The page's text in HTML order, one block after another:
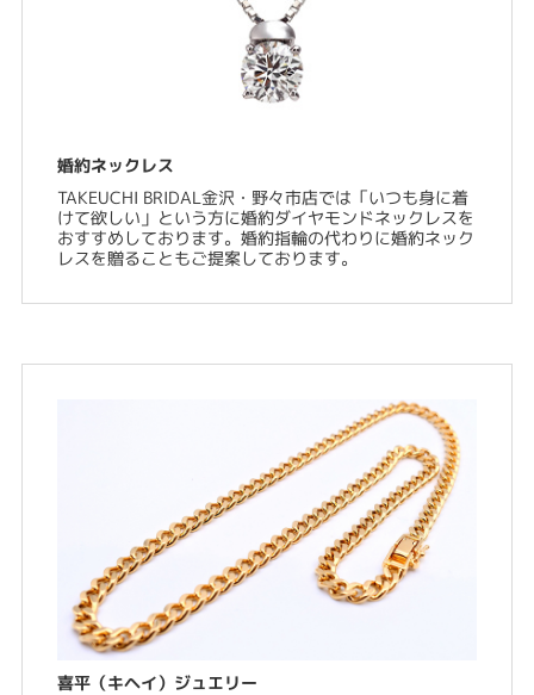
婚約ネックレス
TAKEUCHI BRIDAL金沢・野々市店では「いつも身に着
けて欲しい」という方に婚約ダイヤモンドネックレスを
おすすめしております。婚約指輪の代わりに婚約ネック
レスを贈ることもご提案しております。
喜平（キヘイ）ジュエリー